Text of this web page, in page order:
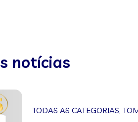
notícias
TODAS AS CATEGORIAS,